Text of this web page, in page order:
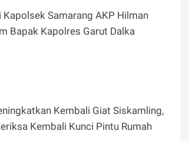
Kapolsek Samarang AKP Hilman
Bapak Kapolres Garut Dalka
Kembali Giat Siskamling,
Kembali Kunci Pintu Rumah